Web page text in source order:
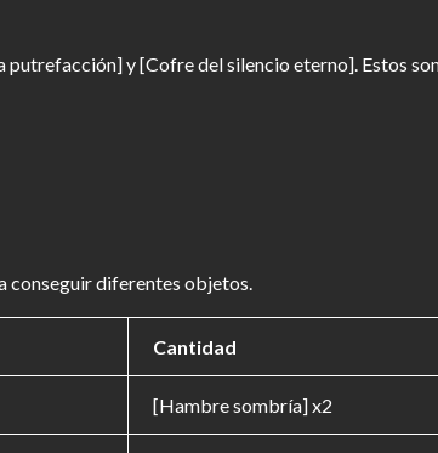
y [Cofre del silencio eterno]. Estos
conseguir diferentes objetos.
Cantidad
[Hambre sombría] x2